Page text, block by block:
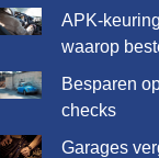
APK-
waarop
Besparen
checks
Garages